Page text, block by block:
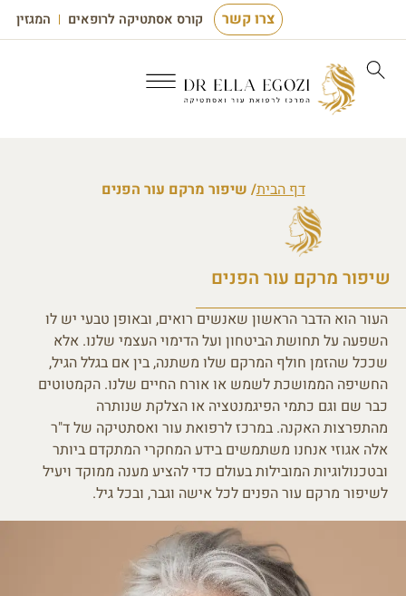
קורס אסתטיקה לרופאים המגזין צרו קשר
דף הבית/ שיפור מרקם עור הפנים
שיפור מרקם עור הפנים
העור הוא הדבר הראשון שאנשים רואים, ובאופן טבעי יש לו
השפעה על תחושת הביטחון ועל הדימוי העצמי שלנו. אלא
שככל שהזמן חולף המרקם שלו משתנה, בין אם בגלל הגיל,
החשיפה הממושכת לשמש או אורח החיים שלנו. הקמטוטים
כבר שם וגם כתמי הפיגמנטציה או הצלקת שנותרה
מהתפרצות האקנה. במרכז לרפואת עור ואסתטיקה של ד"ר
אלה אגוזי אנחנו משתמשים בידע המחקרי המתקדם ביותר
ובטכנולוגיות המובילות בעולם כדי להציע מענה ממוקד ויעיל
לשיפור מרקם עור הפנים לכל אישה וגבר, ובכל גיל.